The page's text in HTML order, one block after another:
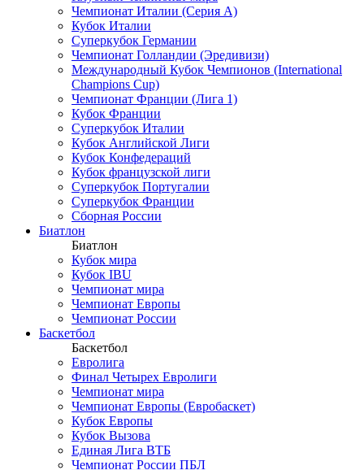
Чемпионат Италии (Серия А)
Кубок Италии
Суперкубок Германии
Чемпионат Голландии (Эредивизи)
Международный Кубок Чемпионов (International
Champions Cup)
Чемпионат Франции (Лига 1)
Кубок Франции
Суперкубок Италии
Кубок Английской Лиги
Кубок Конфедераций
Кубок французской лиги
Суперкубок Португалии
Суперкубок Франции
Сборная России
Биатлон
Биатлон
Кубок мира
Кубок IBU
Чемпионат мира
Чемпионат Европы
Чемпионат России
Баскетбол
Баскетбол
Евролига
Финал Четырех Евролиги
Чемпионат мира
Чемпионат Европы (Евробаскет)
Кубок Европы
Кубок Вызова
Единая Лига ВТБ
Чемпионат России ПБЛ